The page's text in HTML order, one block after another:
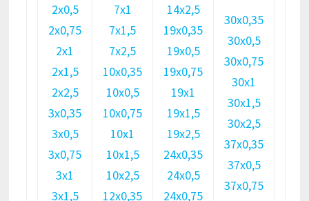
2х0,5
2х0,75
2х1
2х1,5
2х2,5
3х0,35
3х0,5
3х0,75
3х1
3х1,5
7х1
7х1,5
7х2,5
10х0,35
10х0,5
10х0,75
10х1
10х1,5
10х2,5
12х0,35
14х2,5
19х0,35
19х0,5
19х0,75
19х1
19х1,5
19х2,5
24х0,35
24х0,5
24х0,75
30х0,35
30х0,5
30х0,75
30х1
30х1,5
30х2,5
37х0,35
37х0,5
37х0,75